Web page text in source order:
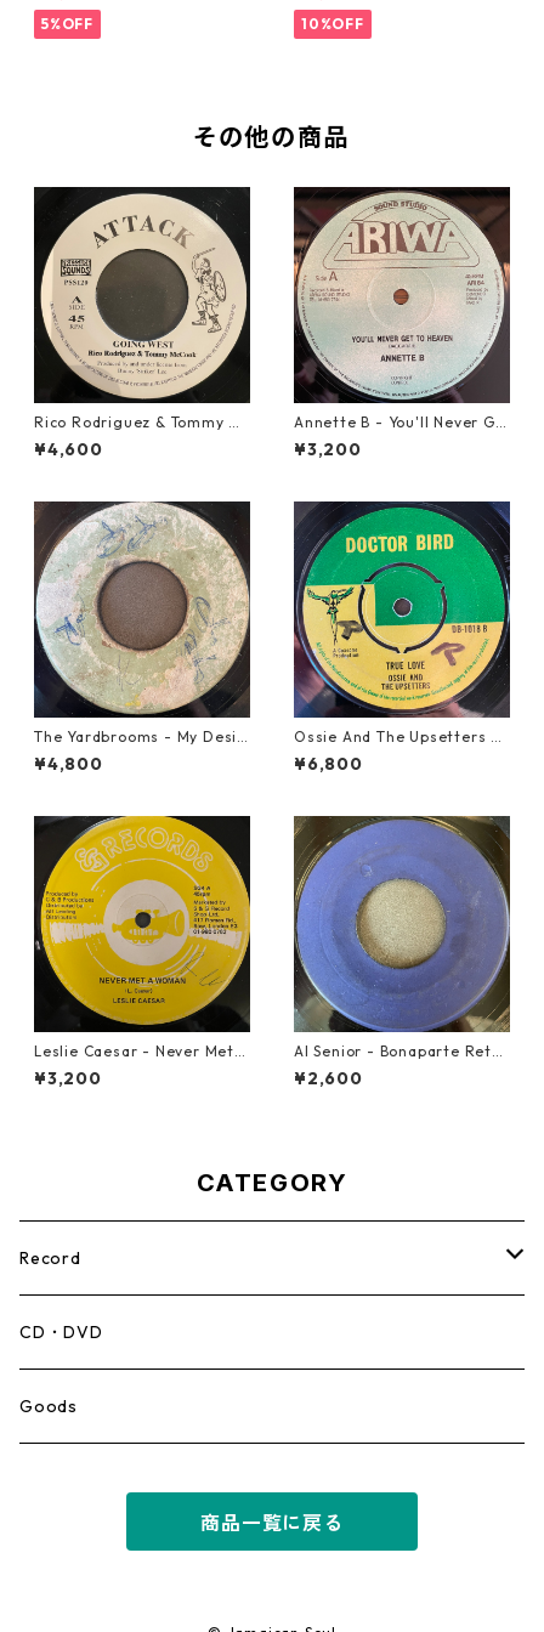
5%OFF 10%OFF
その他の商品
Rico Rodriguez & Tommy Mc
Cook - Going West【7-2198
3】
¥4,600
Annette B - You'll Never Ge
t To Heaven【12-50058】
¥3,200
The Yardbrooms - My Desir
e【7-21922】
¥4,800
Ossie And The Upsetters -
True Love【7-22000】
¥6,800
Leslie Caesar - Never Met A
Woman【12-50067】
¥3,200
Al Senior - Bonaparte Retre
at【7-21861】
¥2,600
CATEGORY
Record
Mento,Calypso,Ballad
Ska
CD・DVD
Goods
商品一覧に戻る